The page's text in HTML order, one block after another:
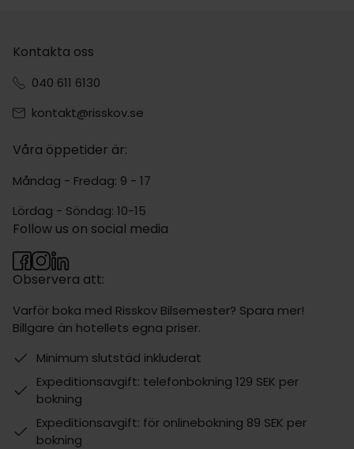
Kontakta oss
040 611 6130
kontakt@risskov.se
Våra öppetider är:
Måndag - Fredag: 9 - 17
Lördag - Söndag: 10-15
Observera att:
Varför boka med Risskov Bilsemester? Spara mer!
Billgare än hotellets egna priser.
Minimum slutstäd inkluderat
Expeditionsavgift: telefonbokning 129 SEK per
bokning
Expeditionsavgift: för onlinebokning 89 SEK per
bokning
Follow us on social media